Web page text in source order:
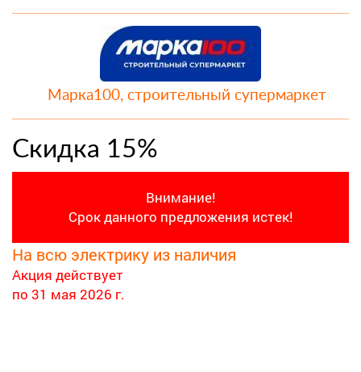
Марка100, строительный супермаркет
Скидка 15%
Внимание!
Срок данного предложения истек!
На всю электрику из наличия
Акция действует
по 31 мая 2026 г.